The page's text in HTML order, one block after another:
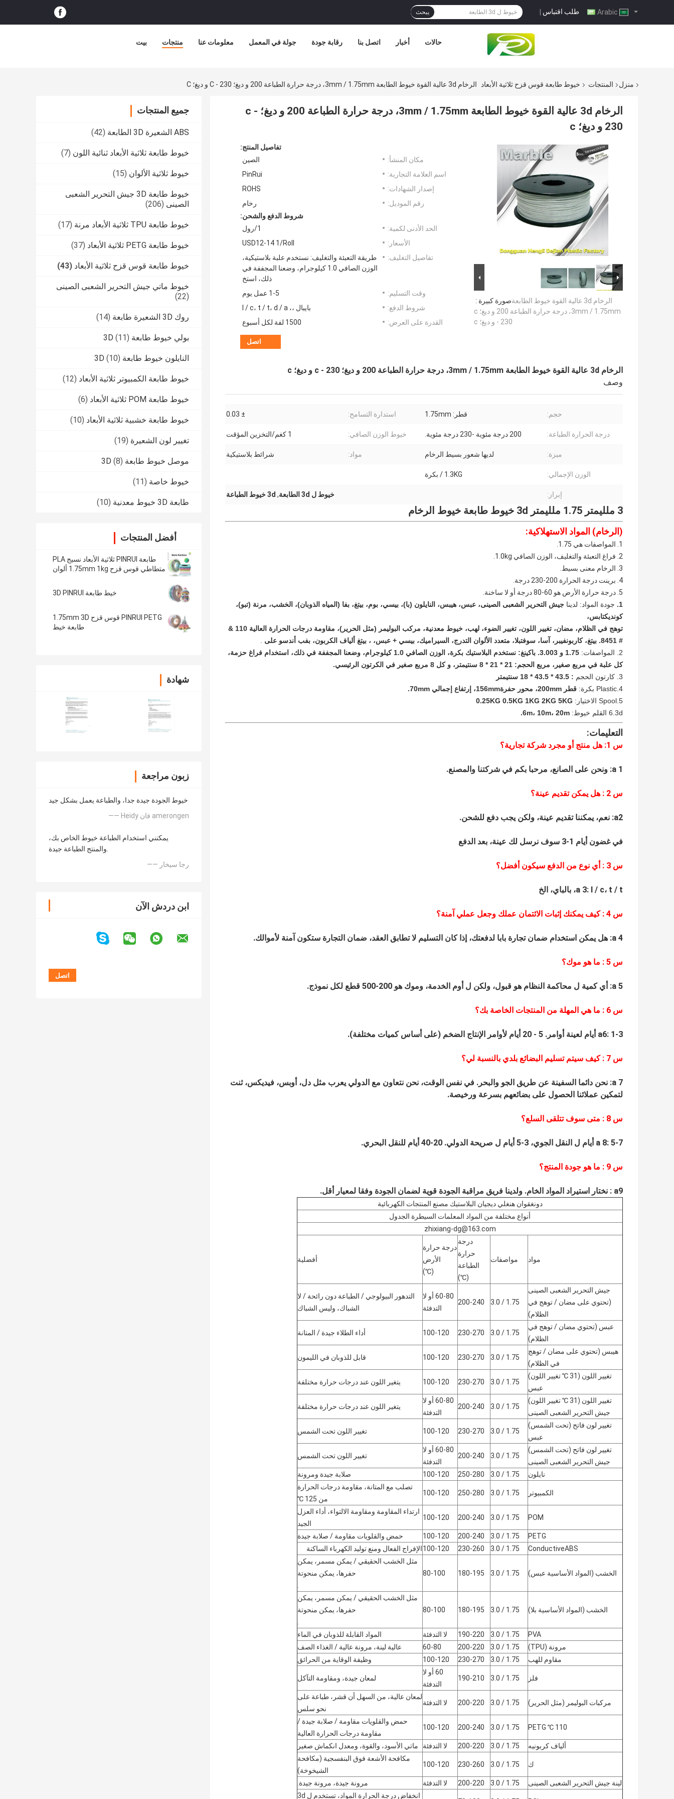
طلب اقتباس | يبحث
بيت منتجات معلومات عنا جولة في المعمل رقابة جودة اتصل بنا أخبار حالات
منزل المنتجات خيوط طابعة قوس قزح ثلاثية الأبعاد الرخام 3d عالية القوة خيوط الطابعة 3mm / 1.75mm، درجة حرارة الطباعة 200 و ديغ؛ C - 230 و ديغ؛ C
جميع المنتجات
ABS الشعيرة 3D الطابعة (42)
خيوط طابعة ثلاثية الأبعاد ثنائية اللون (7)
خيوط ثلاثية الألوان (15)
خيوط طابعة 3D جيش التحرير الشعبى
الصينى (206)
خيوط طابعة TPU ثلاثية الأبعاد مرنة (17)
خيوط طابعة PETG ثلاثية الأبعاد (37)
خيوط طابعة قوس قزح ثلاثية الأبعاد (43)
خيوط ماتي جيش التحرير الشعبى الصينى
(22)
روك 3D الشعيرة طابعة (14)
بولي خيوط طابعة 3D (11)
النايلون خيوط طابعة 3D (10)
خيوط طابعة الكمبيوتر ثلاثية الأبعاد (12)
خيوط طابعة POM ثلاثية الأبعاد (6)
خيوط طابعة خشبية ثلاثية الأبعاد (10)
تغيير لون الشعيرة (19)
موصل خيوط طابعة 3D (8)
خيوط خاصة (11)
طابعة 3D خيوط معدنية (10)
أفضل المنتجات
طابعة PINRUI ثلاثية الأبعاد نسيج PLA
متطاطي قوس قزح 1.75mm 1kg ألوان
خيط طابعة 3D PINRUI
PINRUI PETG قوس قزح 1.75mm 3D
طابعة خيط
شهادة
زبون مراجعة
خيوط الجودة جيدة جدا، والطباعة يعمل بشكل جيد
—— Heidy فان amerongen
يمكنني استخدام الطباعة خيوط الخاص بك،
والمنتج الطباعة جيدة.
—— رجا سيخار
ابن دردش الآن
الرخام 3d عالية القوة خيوط الطابعة 3mm / 1.75mm، درجة حرارة الطباعة 200 و ديغ؛ c -
230 و ديغ؛ c
صورة كبيرة :الرخام 3d عالية القوة خيوط الطابعة
3mm / 1.75mm، درجة حرارة الطباعة 200 و ديغ؛ c
- 230 و ديغ؛ c
تفاصيل المنتج:
مكان المنشأ:
الصين
اسم العلامة التجارية:
PinRui
إصدار الشهادات:
ROHS
رقم الموديل:
رخام
شروط الدفع والشحن:
الحد الأدنى لكمية:
1/رول
الأسعار:
USD12-14 1/Roll
تفاصيل التغليف:
طريقة التعبئة والتغليف: نستخدم علبة بلاستيكية،
الوزن الصافي 1.0 كيلوجرام، وضعنا المجففة في
ذلك، استخ
وقت التسليم:
1-5 عمل يوم
شروط الدفع:
بايبال ،، l / c، t / t، d / a
القدرة على العرض:
1500 لفة لكل أسبوع
اتصل
الرخام 3d عالية القوة خيوط الطابعة 3mm / 1.75mm، درجة حرارة الطباعة 200 و ديغ؛ c - 230 و ديغ؛ c
وصف
حجم: قطر: 1.75mm استدارة التسامح: ± 0.03
درجة الحرارة الطباعة: 200 درجة مئوية -230 درجة مئوية. خيوط الوزن الصافي: 1 كغم/التخزين المؤقت
ميزة: لديها شعور بسيط الرخام مواد: شرائط بلاستيكية
الوزن الإجمالي: 1.3KG / بكرة
إبراز: خيوط ل 3d الطابعة , 3d خيوط الطباعة
3 ملليمتر 1.75 ملليمتر 3d خيوط طابعة خيوط الرخام
(الرخام) المواد الاستهلاكية:
1. المواصفات هي 1.75.
2. فراغ التعبئة والتغليف، الوزن الصافي 1.0kg.
3. الرخام معنى بسيط.
4. برينت درجة الحرارة 200-230 درجة.
5. درجة حرارة الأرض هو 60-80 درجة أو لا ساخنة.
1. جودة المواد: لدينا جيش التحرير الشعبى الصينى، عبس، هيبس، النايلون (با)، بيسي، بوم، بيتغ، بفا (المياه الذوبان)، الخشب، مرنة (تبو)،
كونديكتابس،
توهج في الظلام، مضان، تغيير اللون، تغيير الضوء، لهب، خيوط معدنية، مركب البوليمر (مثل الحرير)، مقاومة درجات الحرارة العالية 110 &
# 8451. بيتغ، كاربونفيبر، آسا، سوفتبلا، متعدد الألوان التدرج، السيراميك، بيسي + عبس، ، بيتغ ألياف الكربون، بفب أندسو على
.
2. المواصفات:
1.75 و 3.003. باكينغ: نستخدم البلاستيك بكرة، الوزن الصافي 1.0 كيلوجرام، وضعنا المجففة في ذلك، استخدام فراغ حزمة،
كل علبة في مربع صغير، مربع الحجم: 21 * 21 * 8 سنتيمتر، و كل 8 مربع صغير في الكرتون الرئيسي.
3. كارتون الحجم
: 43.5 * 43.5 * 18 سنتيمتر
4.Plastic بكرة:
قطر 200mm، محور حفرة156mm، إرتفاع إجمالي 70mm.
5.Spool الاختيار:
0.25KG 0.5KG 1KG 2KG 5KG
6.3d القلم خيوط:
6m، 10m، 20m.
التعليمات:
س 1: هل منتج أو مجرد شركة تجارية؟
a 1: ونحن على الصانع، مرحبا بكم في شركتنا والمصنع.
س 2 : هل يمكن تقديم عينة؟
a2: نعم، يمكننا تقديم عينة، ولكن يجب دفع للشحن.
في غضون أيام 1-3 سوف نرسل لك عينة، بعد الدفع
س 3 : أي نوع من الدفع سيكون أفضل؟
a 3: l / c، t / t، بالباي، الخ
س 4 : كيف يمكنك إثبات الائتمان عملك وجعل عملي آمنة؟
a 4: هل يمكن استخدام ضمان تجارة بابا لدفعتك، إذا كان التسليم لا تطابق العقد، ضمان التجارة ستكون آمنة لأموالك.
س 5 : ما هو موك؟
a 5: أي كمية ل محاكمة النظام هو قبول، ولكن ل أوم الخدمة، وموك هو 200-500 قطع لكل نموذج.
س 6 : ما هي المهلة من المنتجات الخاصة بك؟
a6: 1-3 أيام لعينة أوامر. 5
-
20 أيام لأوامر الإنتاج الضخم (على أساس كميات مختلفة).
س 7 : كيف سيتم تسليم البضائع بلدي بالنسبة لي؟
a 7: نحن دائما السفينة عن طريق الجو والبحر.
في نفس الوقت، نحن نتعاون مع الدولي يعرب مثل دل، أوبس، فيديكس، ثنت
لتمكين عملائنا الحصول على بضائعهم بسرعة ورخيصة.
س 8 : متى سوف تتلقى السلع؟
a 8: 5-7 أيام ل النقل الجوي، 3-5 أيام ل صريحة الدولي. 20-40 أيام للنقل البحري.
س 9 : ما هو جودة المنتج؟
a9
: نختار استيراد المواد الخام. ولدينا فريق مراقبة الجودة قوية لضمان الجودة وفقا لمعيار أقل.
دونغقوان هنغلي ديجيان البلاستيك مصنع المنتجات الكهربائية
أنواع مختلفة من المواد المعلمات السيطرة الجدول
zhixiang-dg@163.com
مواد مواصفات
درجة
حرارة
الطباعة
(℃)
درجة حرارة
الأرض
(℃)
أفضلية
جيش التحرير الشعبى الصينى
(تحتوي على مضان / توهج في
الظلام)
1.75 / 3.0
200-240
60-80 أو لا
التدفئة
التدهور البيولوجي / الطباعة دون رائحة / لا
الشباك، وليس الشباك
عبس (تحتوي مضان / توهج في
الظلام)
1.75 / 3.0
230-270
100-120 أداء الطلاء جيدة / المتانة
هيبس (تحتوي على مضان / توهج
في الظلام)
1.75 / 3.0
230-270
100-120 قابل للذوبان في الليمون
تغيير اللون (31 ℃ تغيير اللون)
عبس
1.75 / 3.0
230-270
100-120 يتغير اللون عند درجات حرارة مختلفة
تغيير اللون (31 ℃ تغيير اللون)
جيش التحرير الشعبى الصينى
1.75 / 3.0
200-240
60-80 أو لا
التدفئة
يتغير اللون عند درجات حرارة مختلفة
تغيير لون فاتح (تحت الشمس)
عبس
1.75 / 3.0
230-270
100-120 تغيير اللون تحت الشمس
تغيير لون فاتح (تحت الشمس)
جيش التحرير الشعبى الصينى
1.75 / 3.0
200-240
60-80 أو لا
التدفئة
تغيير اللون تحت الشمس
نايلون 1.75 / 3.0
250-280
100-120 صلابة جيدة ومرونة
الكمبيوتر 1.75 / 3.0
250-280
100-120
تصلب مع المتانة، مقاومة درجات الحرارة
من 125 ℃
POM
1.75 / 3.0
200-240
100-120
ارتداء المقاومة ومقاومة الالتواء، أداء العزل
الجيد
PETG
1.75 / 3.0
200-240
100-120
حمض والقلويات مقاومة / صلابة جيدة
ConductiveABS
1.75 / 3.0
230-260
100-120الإفراج الفعال ومنع توليد الكهرباء الساكنة
الخشب (المواد الأساسية عبس) 1.75 / 3.0
180-195
80-100
مثل الخشب الحقيقي / يمكن مسمر، يمكن
حفرها، يمكن منحوتة
.
الخشب (المواد الأساسية بلا) 1.75 / 3.0
180-195
80-100
مثل الخشب الحقيقي / يمكن مسمر، يمكن
حفرها، يمكن منحوتة
.
PVA
1.75 / 3.0
190-220 لا التدفئة
المواد القابلة للذوبان في الماء
مرونة (TPU)
1.75 / 3.0
200-220
60-80
عالية لينة، مرونة عالية / الغذاء الصف
مقاوم للهب
1.75 / 3.0
230-270
100-120 وظيفة الوقاية من الحرائق
فلز 1.75 / 3.0
190-210
60 أو لا
التدفئة
لمعان جيدة، ومقاومة التآكل
مركبات البوليمر (مثل الحرير) 1.75 / 3.0
200-220 لا التدفئة
لمعان عالية، من السهل أن قشر، طباعة على
نحو سلس
110 ℃ PETG
1.75 / 3.0
200-240
100-120
حمض والقلويات مقاومة / صلابة جيدة /
مقاومة درجات الحرارة العالية
ألياف كربونيه
1.75 / 3.0
200-220 لا التدفئة ماتي الأسود، والقوة، ومعدل انكماش صغير
ك 1.75 / 3.0
230-260
100-120
مكافحة الأشعة فوق البنفسجية (مكافحة
الشيخوخة)
لينة جيش التحرير الشعبى الصينى
1.75 / 3.0
200-220 لا التدفئة مرونة جيدة، مرونة جيدة.
انخفاض درجة الحرارة المواد، تستخدم ل 3d